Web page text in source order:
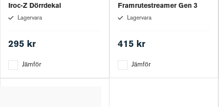
Iroc-Z Dörrdekal
Lagervara
295 kr
Jämför
Framrutestreamer Gen 3
Lagervara
415 kr
Jämför